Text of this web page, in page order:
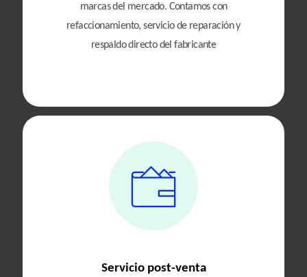
marcas del mercado. Contamos con
refaccionamiento, servicio de reparación y
respaldo directo del fabricante
Servicio post-venta